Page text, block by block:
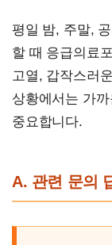
평일 밤, 주말,
할 때 응급의료
고열, 갑작스러
상황에서는 가
중요합니다.
A. 관련 문의